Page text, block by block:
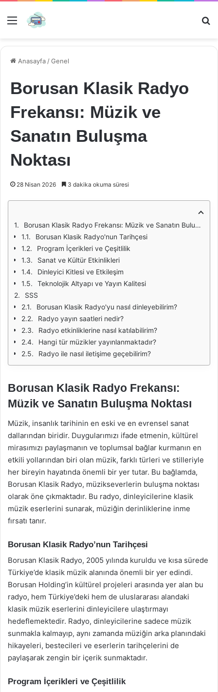
Menü
Anasayfa /Genel
Borusan Klasik Radyo
Frekansı: Müzik ve
Sanatın Buluşma
Noktası
28 Nisan 2026 3 dakika okuma süresi
Borusan Klasik Radyo Frekansı: Müzik ve Sanatın Buluşma Noktası
Borusan Klasik Radyo'nun Tarihçesi
Program İçerikleri ve Çeşitlilik
Sanat ve Kültür Etkinlikleri
Dinleyici Kitlesi ve Etkileşim
Teknolojik Altyapı ve Yayın Kalitesi
SSS
Borusan Klasik Radyo'yu nasıl dinleyebilirim?
Radyo yayın saatleri nedir?
Radyo etkinliklerine nasıl katılabilirim?
Hangi tür müzikler yayınlanmaktadır?
Radyo ile nasıl iletişime geçebilirim?
Borusan Klasik Radyo Frekansı:
Müzik ve Sanatın Buluşma Noktası
Müzik, insanlık tarihinin en eski ve en evrensel sanat
dallarından biridir. Duygularımızı ifade etmenin, kültürel
mirasımızı paylaşmanın ve toplumsal bağlar kurmanın en
etkili yollarından biri olan müzik, farklı türleri ve stilleriyle
her bireyin hayatında önemli bir yer tutar. Bu bağlamda,
Borusan Klasik Radyo, müzikseverlerin buluşma noktası
olarak öne çıkmaktadır. Bu radyo, dinleyicilerine klasik
müzik eserlerini sunarak, müziğin derinliklerine inme
fırsatı tanır.
Borusan Klasik Radyo’nun Tarihçesi
Borusan Klasik Radyo, 2005 yılında kuruldu ve kısa sürede
Türkiye’de klasik müzik alanında önemli bir yer edindi.
Borusan Holding’in kültürel projeleri arasında yer alan bu
radyo, hem Türkiye’deki hem de uluslararası alandaki
klasik müzik eserlerini dinleyicilere ulaştırmayı
hedeflemektedir. Radyo, dinleyicilerine sadece müzik
sunmakla kalmayıp, aynı zamanda müziğin arka planındaki
hikayeleri, bestecileri ve eserlerin tarihçelerini de
paylaşarak zengin bir içerik sunmaktadır.
Program İçerikleri ve Çeşitlilik